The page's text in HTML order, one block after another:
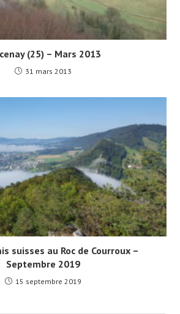
(25) – Mars 2013
31 mars 2013
suisses au Roc de Courroux –
Septembre 2019
15 septembre 2019